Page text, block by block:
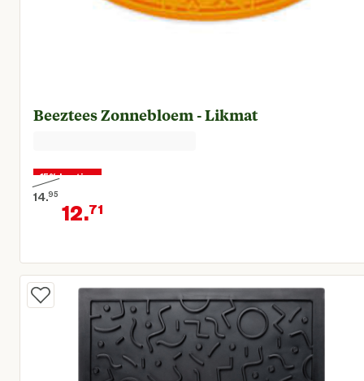
Beeztees Zonnebloem - Likmat
15% korting
14.95
Oorspronkelijke prijs € 14,95
12.71
Huidige prijs € 12,71